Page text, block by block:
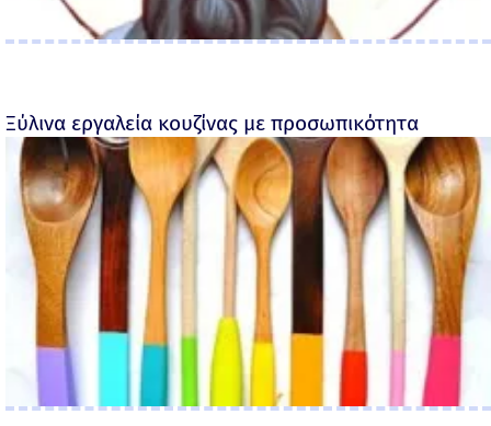
Ξύλινα εργαλεία κουζίνας με προσωπικότητα